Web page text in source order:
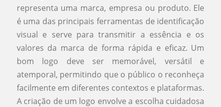
representa uma marca, empresa ou produto. Ele
é uma das principais ferramentas de identificação
visual e serve para transmitir a essência e os
valores da marca de forma rápida e eficaz. Um
bom logo deve ser memorável, versátil e
atemporal, permitindo que o público o reconheça
facilmente em diferentes contextos e plataformas.
A criação de um logo envolve a escolha cuidadosa